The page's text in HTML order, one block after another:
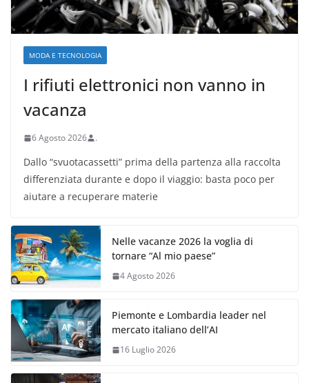
MODA E TECNOLOGIA
I rifiuti elettronici non vanno in
vacanza
6 Agosto 2026 .
Dallo “svuotacassetti” prima della partenza alla raccolta
differenziata durante e dopo il viaggio: basta poco per
aiutare a recuperare materie
Nelle vacanze 2026 la voglia di
tornare “Al mio paese”
4 Agosto 2026
Piemonte e Lombardia leader nel
mercato italiano dell’AI
16 Luglio 2026